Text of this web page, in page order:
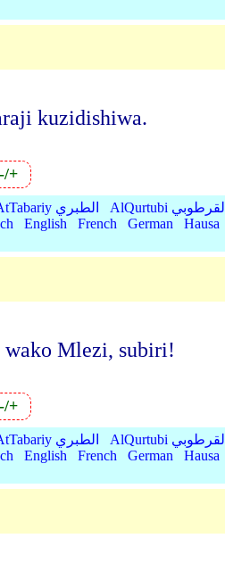
kuzidishiwa.
-/+
AtTabariy الطبري AlQurtubi القرطوبي
English French German Hausa
Mlezi, subiri!
-/+
AtTabariy الطبري AlQurtubi القرطوبي
English French German Hausa